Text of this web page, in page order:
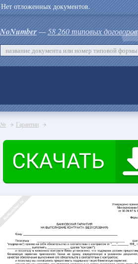
Нет отложенных документов.
NoNumber—58 260 типовых договоров
№ Гарантии